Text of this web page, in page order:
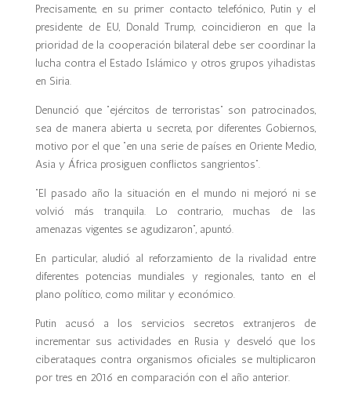
Precisamente, en su primer contacto telefónico, Putin y el
presidente de EU, Donald Trump, coincidieron en que la
prioridad de la cooperación bilateral debe ser coordinar la
lucha contra el Estado Islámico y otros grupos yihadistas
en Siria.
Denunció que “ejércitos de terroristas” son patrocinados,
sea de manera abierta u secreta, por diferentes Gobiernos,
motivo por el que “en una serie de países en Oriente Medio,
Asia y África prosiguen conflictos sangrientos”.
“El pasado año la situación en el mundo ni mejoró ni se
volvió más tranquila. Lo contrario, muchas de las
amenazas vigentes se agudizaron”, apuntó.
En particular, aludió al reforzamiento de la rivalidad entre
diferentes potencias mundiales y regionales, tanto en el
plano político, como militar y económico.
Putin acusó a los servicios secretos extranjeros de
incrementar sus actividades en Rusia y desveló que los
ciberataques contra organismos oficiales se multiplicaron
por tres en 2016 en comparación con el año anterior.